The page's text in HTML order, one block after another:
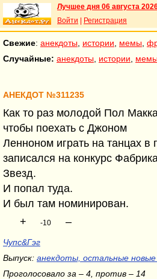
Лучшее дня 06 августа
Войти
Регистрация
Свежие: анекдоты истории мемы
Случайные: анекдоты истории
АНЕКДОТ №311235
Как то раз молодой Пол
чтобы поехать с Джоном
Ленноном играть на танцах в
записался на конкурс
Звезд.
И попал туда.
И был там номинирован.
+
-10 –
Чупс&Гэг
Выпуск: анекдоты, остальные
Проголосовало за – 4, против – 14